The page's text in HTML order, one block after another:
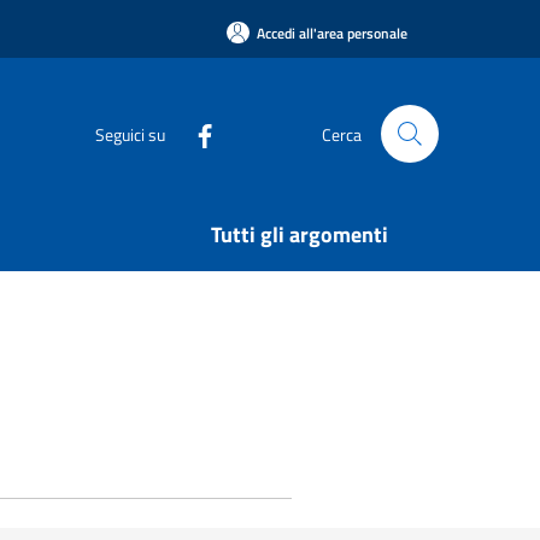
Accedi all'area personale
Seguici su Cerca
Tutti gli argomenti